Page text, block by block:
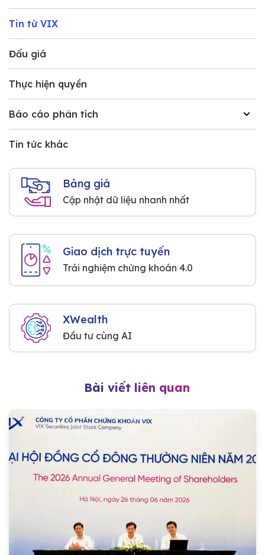
Tin từ VIX
Đấu giá
Thực hiện quyền
Báo cáo phân tích
Tin tức khác
Bảng giá
Cập nhật dữ liệu nhanh nhất
Giao dịch trực tuyến
Trải nghiệm chứng khoán 4.0
XWealth
Đầu tư cùng AI
Bài viết liên quan